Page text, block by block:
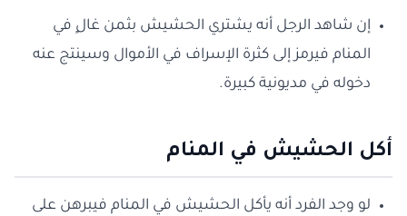
إن شاهد الرجل أنه يشتري الحشيش بثمن غالٍ في
المنام فيرمز إلى كثرة الإسراف في الأموال وسينتج عنه
دخوله في مديونية كبيرة.
أكل الحشيش في المنام
لو وجد الفرد أنه يأكل الحشيش في المنام فيبرهن على